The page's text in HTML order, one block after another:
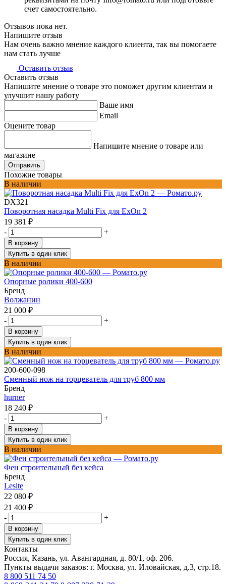
счет самостоятельно.
Отзывов пока нет.
Напишите отзыв
Нам очень важно мнение каждого клиента, так вы помогаете
нам стать лучше
Оставить отзыв
Оставить отзыв
Напишите мнение о товаре это поможет другим клиентам и
улучшит нашу работу
Ваше имя
Email
Оцените товар
Напишите мнение о товаре или
магазине
Отправить
Похожие товары
В наличии
DX321
Поворотная насадка Multi Fix для ExOn 2
19 381 ₽
-
+
В корзину
Купить в один клик
В наличии
Опорные ролики 400-600
Бренд
Волжанин
21 000 ₽
-
+
В корзину
Купить в один клик
В наличии
200-600-098
Сменный нож на торцеватель для труб 800 мм
Бренд
hurner
18 240 ₽
-
+
В корзину
Купить в один клик
В наличии
Фен строительный без кейса
Бренд
Lesite
22 080 ₽
21 400 ₽
-
+
В корзину
Купить в один клик
Контакты
Россия, Казань, ул. Авангардная, д. 80/1, оф. 206.
Пункты выдачи заказов: г. Москва, ул. Иловайская, д.3, стр.18.
8 800 511 74 50